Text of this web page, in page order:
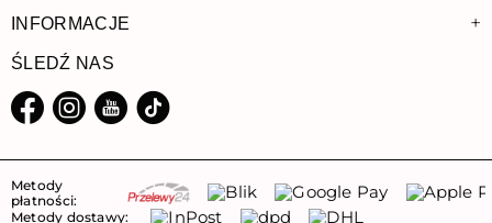
INFORMACJE +
ŚLEDŹ NAS
Metody
płatności:
Metody dostawy: